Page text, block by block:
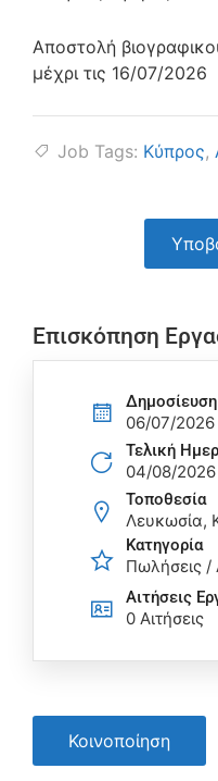
Αποστολή
μέχρι τις 16/07/2026
Job Tags: Κύπρος,
Επισκόπηση
Δημοσίευση
06/07/2026
Τελική
04/08/2026
Τοποθεσία
Λευκωσία,
Κατηγορία
Πωλήσεις /
Αιτήσεις
0 Αιτήσεις
Κοινοποίηση